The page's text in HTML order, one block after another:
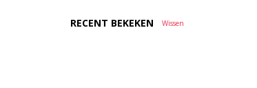
RECENT BEKEKEN Wissen